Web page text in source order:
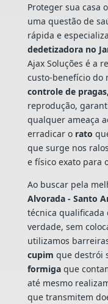
Proteger sua casa
uma questão de
rápida e
dedetizadora no
Ajax Soluções é a
custo-benefício do
controle de pragas,
reprodução,
qualquer ameaça
erradicar o rato
que surge nos
e físico exato para
Ao buscar pela
Alvorada - Santo
técnica qualificada
verdade, sem
utilizamos
cupim que destrói
formigaque
até mesmo
que transmitem